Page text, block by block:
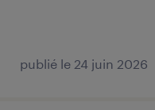
publié le 24 juin 2026